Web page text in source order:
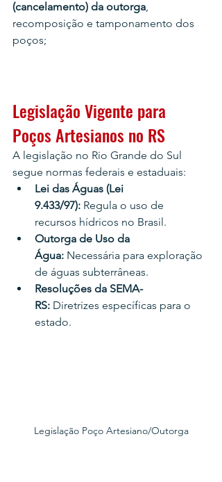
(cancelamento) da outorga,
recomposição e tamponamento dos
poços;
Legislação Vigente para
Poços Artesianos no RS
A legislação no Rio Grande do Sul
segue normas federais e estaduais:
Lei das Águas (Lei
9.433/97): Regula o uso de
recursos hídricos no Brasil.
Outorga de Uso da
Água: Necessária para exploração
de águas subterrâneas.
Resoluções da SEMA-
RS: Diretrizes específicas para o
estado.
Legislação Poço Artesiano/Outorga